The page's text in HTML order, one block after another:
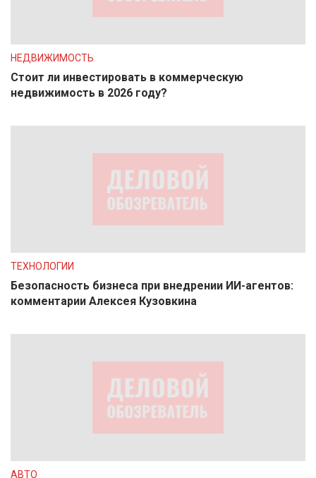
НЕДВИЖИМОСТЬ
Стоит ли инвестировать в коммерческую
недвижимость в 2026 году?
ТЕХНОЛОГИИ
Безопасность бизнеса при внедрении ИИ-агентов:
комментарии Алексея Кузовкина
АВТО